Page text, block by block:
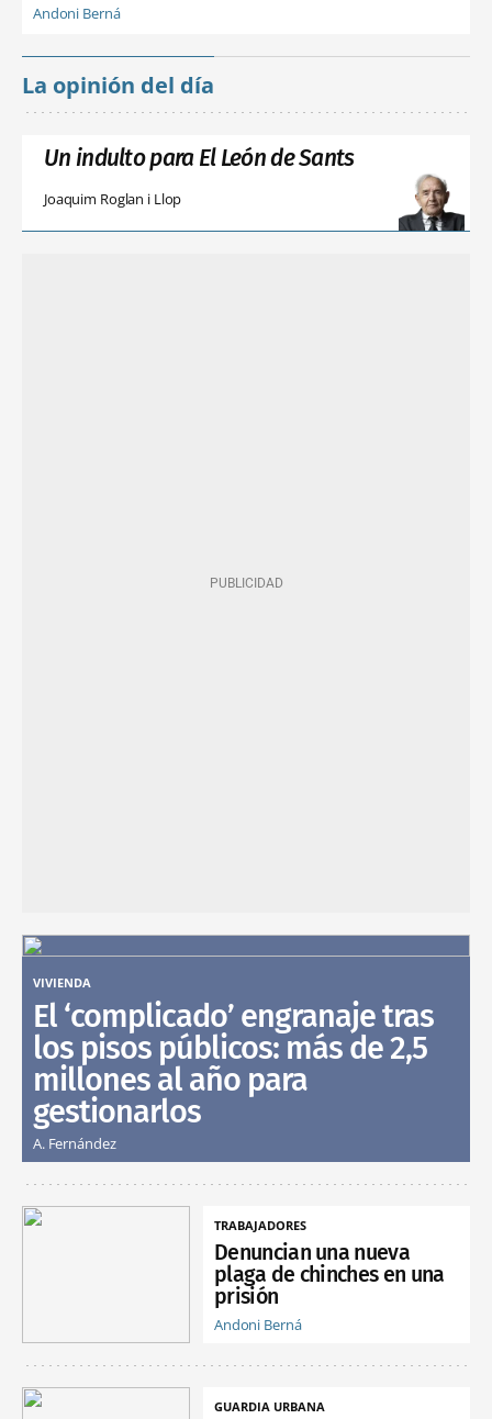
Andoni Berná
La opinión del día
Un indulto para El León de Sants
Joaquim Roglan i Llop
VIVIENDA
El ‘complicado’ engranaje tras
los pisos públicos: más de 2,5
millones al año para
gestionarlos
A. Fernández
TRABAJADORES
Denuncian una nueva
plaga de chinches en una
prisión
Andoni Berná
GUARDIA URBANA